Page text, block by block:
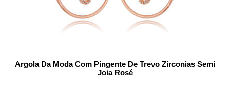
Argola Da Moda Com Pingente De Trevo Zirconias Semi
Joia Rosé